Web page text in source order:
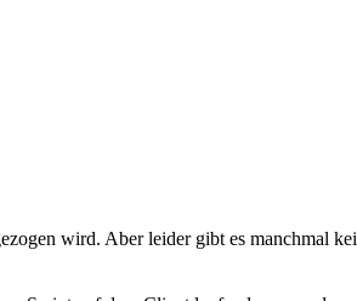
wird. Aber leider gibt es manchmal